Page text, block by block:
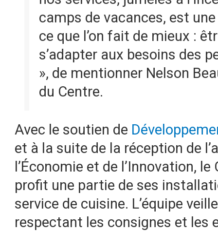
camps de vacances, est
ce que l’on fait de mieux :
s’adapter aux besoins des
», de mentionner Nelson
du Centre.
Avec le soutien de
et à la suite de la réception de
l’Économie et de l’Innovation,
profit une partie de ses
service de cuisine. L’équipe
respectant les consignes et les